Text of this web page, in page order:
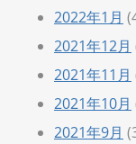
2022年1月
2021年12月
2021年11月
2021年10月
2021年9月